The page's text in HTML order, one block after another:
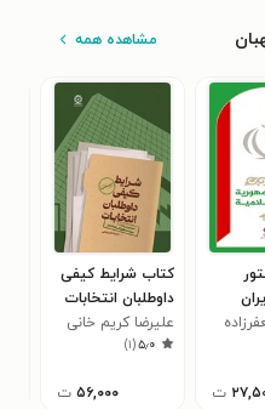
مشاهده همه
ت
کتاب شرایط کیفی
داوطلبان انتخابات
علیرضا کریم خانی
۵٫۰(۱)
۵۶,۰۰۰ ت